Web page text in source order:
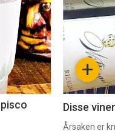
nå
3 +
Disse
Årsaken er